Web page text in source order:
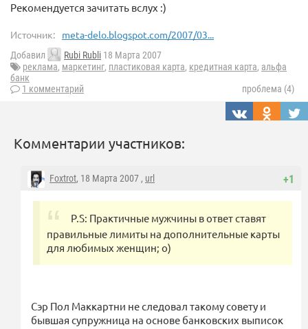
Рекомендуется зачитать вслух :)
Источник: meta-delo.blogspot.com/2007/03...
Добавил Rubi Rubli 18 Марта 2007
реклама, маркетинг, пластиковая карта, кредитная карта, альфа
банк
1 комментарий
проблема (4)
Комментарии участников:
+1
Foxtrot, 18 Марта 2007 , url
P.S: Практичные мужчины в ответ ставят
правильные лимиты на дополнительные карты
для любимых женщин; о)
Сэр Пол Маккартни не следовал такому совету и
бывшая супружница на основе банковских выписок